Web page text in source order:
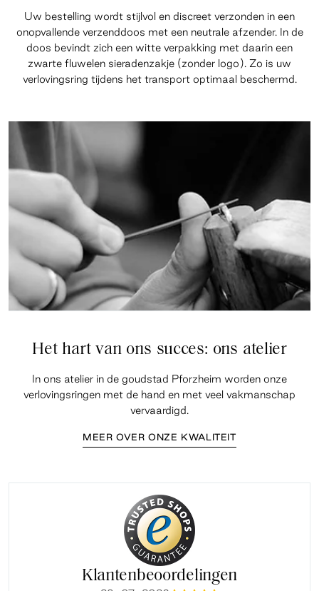
Uw bestelling wordt stijlvol en discreet verzonden in een
onopvallende verzenddoos met een neutrale afzender. In de
doos bevindt zich een witte verpakking met daarin een
zwarte fluwelen sieradenzakje (zonder logo). Zo is uw
verlovingsring tijdens het transport optimaal beschermd.
Het hart van ons succes: ons atelier
In ons atelier in de goudstad Pforzheim worden onze
verlovingsringen met de hand en met veel vakmanschap
vervaardigd.
MEER OVER ONZE KWALITEIT
Klantenbeoordelingen